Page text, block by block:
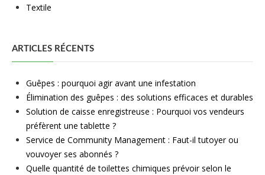
Textile
ARTICLES RÉCENTS
Guêpes : pourquoi agir avant une infestation
Élimination des guêpes : des solutions efficaces et durables
Solution de caisse enregistreuse : Pourquoi vos vendeurs
préfèrent une tablette ?
Service de Community Management : Faut-il tutoyer ou
vouvoyer ses abonnés ?
Quelle quantité de toilettes chimiques prévoir selon le